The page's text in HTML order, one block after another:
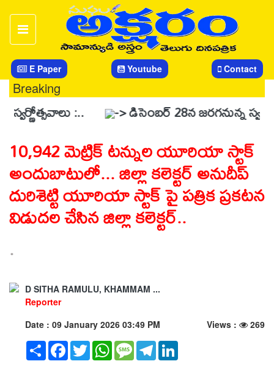
E Paper Youtube Contact
Breaking
:.. -> డిసెంబర్ 28న జరగనున్న స్వర్ణోత్సవ
10,942 మెట్రిక్ టన్నుల యూరియా స్టాక్
అందుబాటులో... జిల్లా కలెక్టర్ అనుదీప్
దురిశెట్టి యూరియా స్టాక్ పై పత్రిక ప్రకటన
విడుదల చేసిన జిల్లా కలెక్టర్..
.
D SITHA RAMULU, KHAMMAM ...
Reporter
Date : 09 January 2026 03:49 PM
Views :
269
Share Facebook
TwitterWhatsAppMessageTelegram